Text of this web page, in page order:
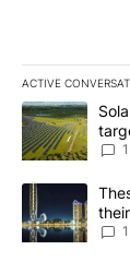
ACTIVE
The following
A trending
1
A trending
1